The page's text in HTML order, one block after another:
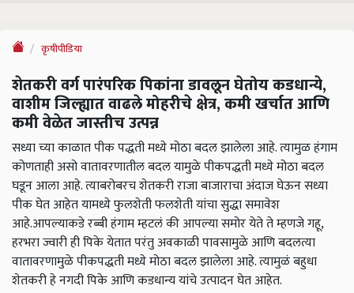
कृषीपीडिया
शेतकरी वर्ग पारंपरिक पिकांना डावलून घेतोय कडधान्ये,
वाशीम जिल्ह्यात वाढले मोहरीचे क्षेत्र, कमी खर्चात आणि
कमी वेळेत जास्तीच उत्पन्न
सध्या च्या काळात पीक पद्धती मध्ये मोठा बदल झालेला आहे. त्यामुळ हंगाम
कोणताही असो वातावरणातील बदल यामुळे पीकपद्धती मध्ये मोठा बदल
घडून आला आहे. त्याबरोबरच शेतकरी राजा बाजाराचा अंदाज घेऊन सध्या
पीक घेत आहेत यामध्ये फुलशेती फलशेती यांचा सुद्धा समावेश
आहे.आपल्याकडे रब्बी हंगाम म्हटलं की आपल्या समोर येते ते म्हणजे गहू,
हरभरा ज्वारी ही पिके येतात परंतु अवकाळी पावसामुळे आणि बदलत्या
वातावरणामुळे पीकपद्धती मध्ये मोठा बदल झालेला आहे. त्यामुळं बहुधा
शेतकरी हे नगदी पिके आणि कडधान्य यांचे उत्पादन घेत आहेत.